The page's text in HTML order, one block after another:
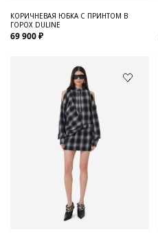
КОРИЧНЕВАЯ ЮБКА С ПРИНТОМ В
ГОРОХ DULINE
69 900 ₽